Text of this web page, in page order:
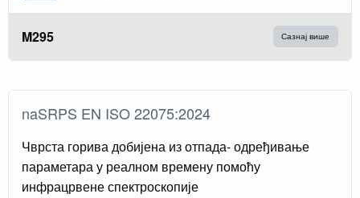
M295 Сазнај више
naSRPS EN ISO 22075:2024
Чврста горива добијена из отпада- одређивање
параметара у реалном времену помоћу
инфрацрвене спектроскопије